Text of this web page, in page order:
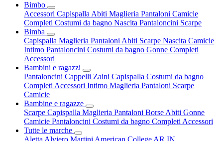
Bimbo
Accessori Capispalla Abiti Maglieria Pantaloni Camicie
Completi Costumi da bagno Nascita Pantaloncini Scarpe
Bimba
Capispalla Maglieria Pantaloni Abiti Scarpe Nascita Camicie
Intimo Pantaloncini Costumi da bagno Gonne Completi
Accessori
Bambini e ragazzi
Pantaloncini Cappelli Zaini Capispalla Costumi da bagno
Completi Accessori Intimo Maglieria Pantaloni Scarpe
Camicie
Bambine e ragazze
Scarpe Capispalla Maglieria Pantaloni Borse Abiti Gonne
Camicie Pantaloncini Costumi da bagno Completi Accessori
Tutte le marche
Aletta Alviero Martini American College AR.IN